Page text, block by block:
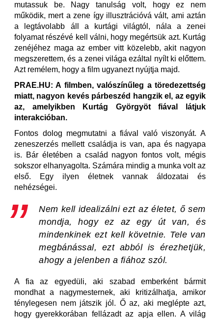
mutassuk be. Nagy tanulság volt, hogy ez nem
működik, mert a zene így illusztrációvá vált, ami aztán
a legtávolabb áll a kurtági világtól, nála a zenei
folyamat részévé kell válni, hogy megértsük azt. Kurtág
zenéjéhez maga az ember vitt közelebb, akit nagyon
megszerettem, és a zenei világa ezáltal nyílt ki előttem.
Azt remélem, hogy a film ugyanezt nyújtja majd.
PRAE.HU: A filmben, valószínűleg a töredezettség
miatt, nagyon kevés párbeszéd hangzik el, az egyik
az, amelyikben Kurtág Györgyöt fiával látjuk
interakcióban.
Fontos dolog megmutatni a fiával való viszonyát. A
zeneszerzés mellett családja is van, apa és nagyapa
is. Bár életében a család nagyon fontos volt, mégis
sokszor elhanyagolta. Számára mindig a munka volt az
első. Egy ilyen életnek vannak áldozatai és
nehézségei.
Nem kell idealizálni ezt az életet, ő sem
mondja, hogy ez az egy út van, és
mindenkinek ezt kell követnie. Tele van
megbánással, ezt abból is érezhetjük,
ahogy a jelenben a fiához szól.
A fia az egyedüli, aki szabad emberként bármit
mondhat a nagymesternek, aki kritizálhatja, amikor
ténylegesen nem játszik jól. Ő az, aki meglépte azt,
hogy gyerekkorában fellázadt az apja ellen. A világ